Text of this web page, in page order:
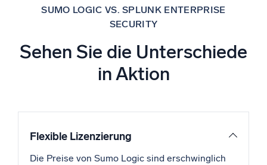
SUMO LOGIC VS. SPLUNK ENTERPRISE
SECURITY
Sehen Sie die Unterschiede
in Aktion
Flexible Lizenzierung
Die Preise von Sumo Logic sind erschwinglich